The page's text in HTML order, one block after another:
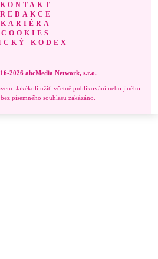
KONTAKT
REDAKCE
KARIÉRA
COOKIES
KODEX
2026 abcMedia Network, s.r.o.
Jakékoli užití včetně publikování nebo jiného
písemného souhlasu zakázáno.